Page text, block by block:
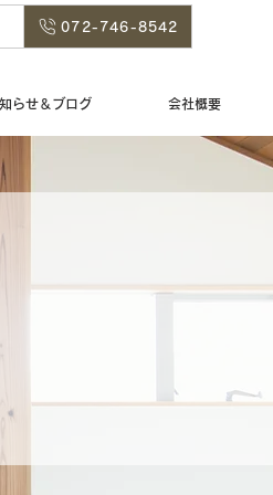
072-746-8542
らせ＆ブログ 会社概要